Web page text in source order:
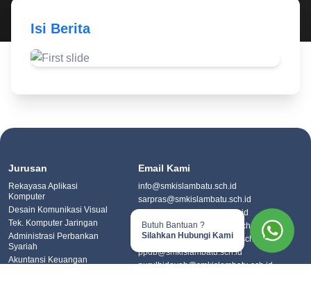
Isi Berita
Previous Next
Jurusan
Rekayasa Aplikasi
Komputer
Desain Komunikasi Visual
Tek. Komputer Jaringan
Administrasi Perbankan
Syariah
Akuntansi Keuangan
Email Kami
info@smkislambatu.sch.id
sarpras@smkislambatu.sch.id
humas@smkislambatu.sch.id
kurikulum@smkislambatu.sch.id
kesiswaan@smkislambatu.sch.id
ppdb@smkislambatu.sch.id
nurulhidayah@smkislambatu.sch.id
Butuh Bantuan ?
Silahkan Hubungi Kami